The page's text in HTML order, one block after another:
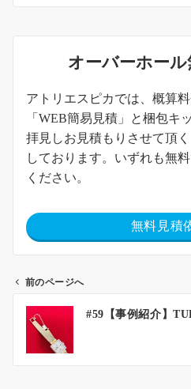
オーバーホー
アトリエスピカでは、概算
「WEB簡易見積」と梱包キ
拝見しお見積もりさせて頂
しております。いずれも無
ください。
無料見積
前のページへ
#59【事例紹介】